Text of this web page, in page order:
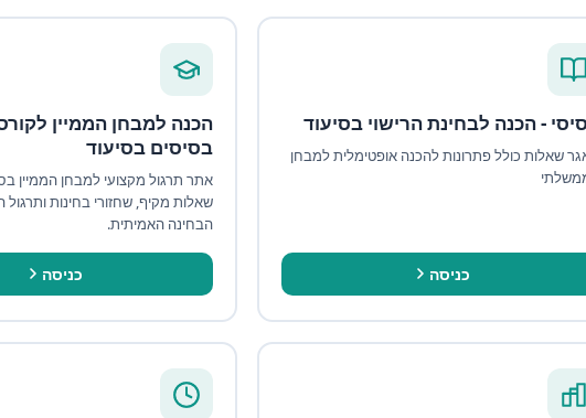
- הכנה לבחינת הרישוי בסיעוד
שאלות כולל פתרונות להכנה אופטימלית למבחן
כניסה
הכנה למבחן הממיין
בסיסים בסיעוד
אתר תרגול מקצועי למבחן הממיין
שאלות מקיף, שחזורי בחינות
הבחינה האמיתית.
כניסה